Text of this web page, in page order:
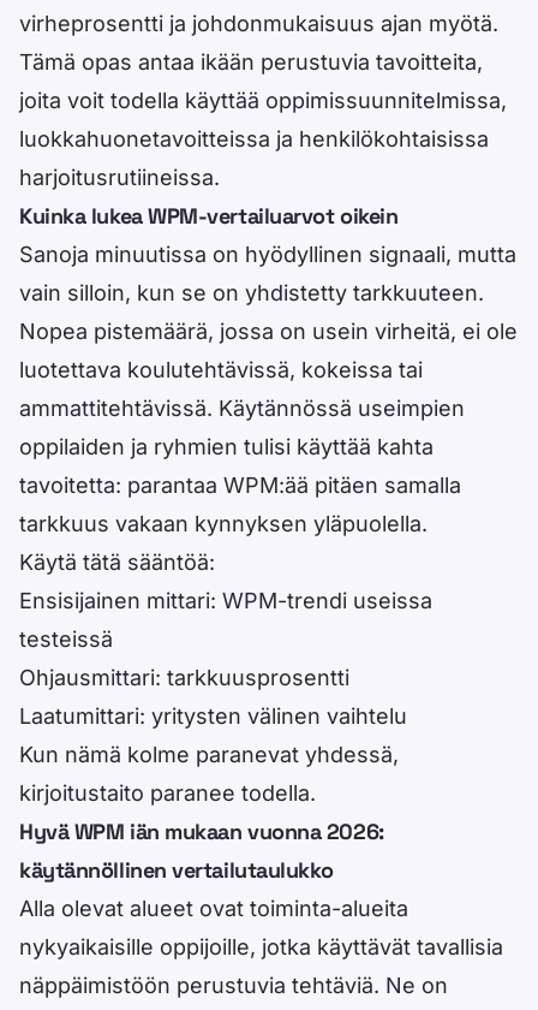
virheprosentti ja johdonmukaisuus ajan myötä.
Tämä opas antaa ikään perustuvia tavoitteita,
joita voit todella käyttää oppimissuunnitelmissa,
luokkahuonetavoitteissa ja henkilökohtaisissa
harjoitusrutiineissa.
Kuinka lukea WPM-vertailuarvot oikein
Sanoja minuutissa on hyödyllinen signaali, mutta
vain silloin, kun se on yhdistetty tarkkuuteen.
Nopea pistemäärä, jossa on usein virheitä, ei ole
luotettava koulutehtävissä, kokeissa tai
ammattitehtävissä. Käytännössä useimpien
oppilaiden ja ryhmien tulisi käyttää kahta
tavoitetta: parantaa WPM:ää pitäen samalla
tarkkuus vakaan kynnyksen yläpuolella.
Käytä tätä sääntöä:
Ensisijainen mittari: WPM-trendi useissa
testeissä
Ohjausmittari: tarkkuusprosentti
Laatumittari: yritysten välinen vaihtelu
Kun nämä kolme paranevat yhdessä,
kirjoitustaito paranee todella.
Hyvä WPM iän mukaan vuonna 2026:
käytännöllinen vertailutaulukko
Alla olevat alueet ovat toiminta-alueita
nykyaikaisille oppijoille, jotka käyttävät tavallisia
näppäimistöön perustuvia tehtäviä. Ne on